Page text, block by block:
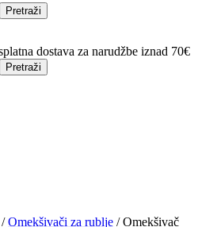
Pretraži
dostava za narudžbe iznad 70€
Pretraži
/Omekšivači za rublje / Omekšivač